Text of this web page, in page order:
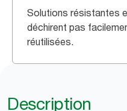
Solutions résistantes
déchirent pas
réutilisées.
Description